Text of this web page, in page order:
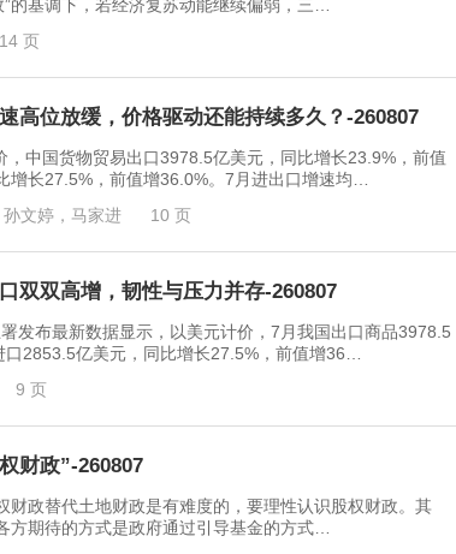
的基调下，若经济复苏动能继续偏弱，三…
14 页
高位放缓，价格驱动还能持续多久？-260807
中国货物贸易出口3978.5亿美元，同比增长23.9%，前值
长27.5%，前值增36.0%。7月进出口增速均…
孙文婷，马家进 10 页
双双高增，韧性与压力并存-260807
最新数据显示，以美元计价，7月我国出口商品3978.5
2853.5亿美元，同比增长27.5%，前值增36…
9 页
财政”-260807
替代土地财政是有难度的，要理性认识股权财政。其
期待的方式是政府通过引导基金的方式…